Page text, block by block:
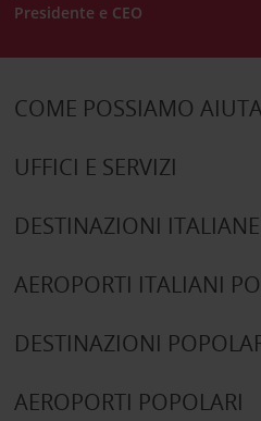
Presidente e CEO
COME POSSIAMO
UFFICI E SERVIZI
DESTINAZIONI
AEROPORTI ITALIANI
DESTINAZIONI
AEROPORTI POPOLARI